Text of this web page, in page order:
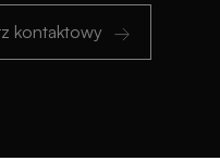
Formularz kontaktowy